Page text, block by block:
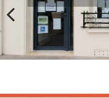
Previous